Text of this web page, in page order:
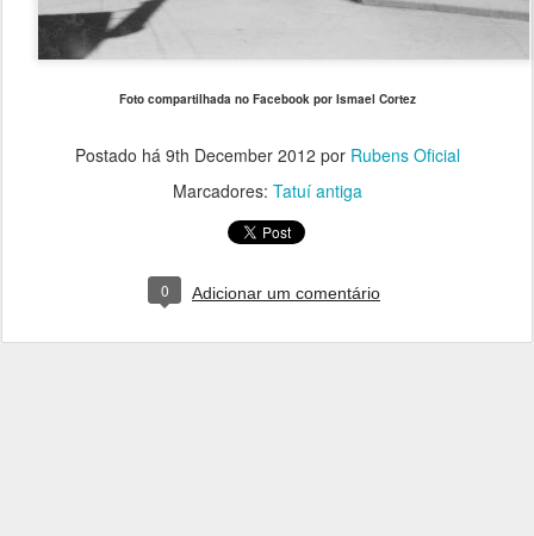
Foto compartilhada no Facebook por Ismael Cortez
Postado há 9th December 2012 por Rubens Oficial
Marcadores: Tatuí antiga
0 Adicionar um comentário